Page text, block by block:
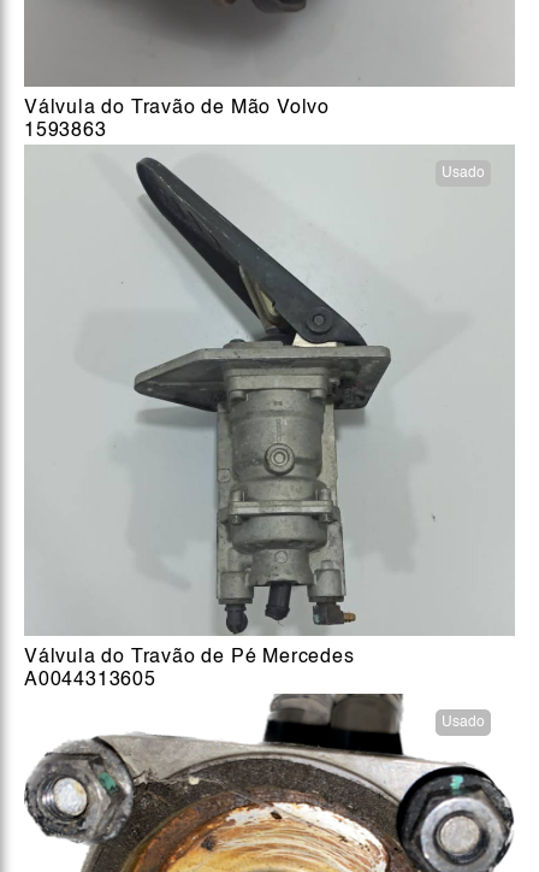
Válvula do Travão de Mão Volvo
1593863
Usado
Válvula do Travão de Pé Mercedes
A0044313605
Usado